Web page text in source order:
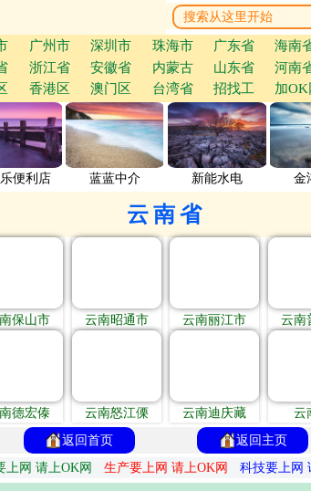
广州市 深圳市 珠海市 广东省 海南
浙江省 安徽省 内蒙古 山东省 河南
香港区 澳门区 台湾省 招找工 加OK
便利店 蓝蓝中介 新能水电 金
云南省
保山市 云南昭通市 云南丽江市 云南
德宏傣 云南怒江傈 云南迪庆藏
云
返回首页
返回主页
上网 请上OK网 生产要上网 请上OK网 科技要上网